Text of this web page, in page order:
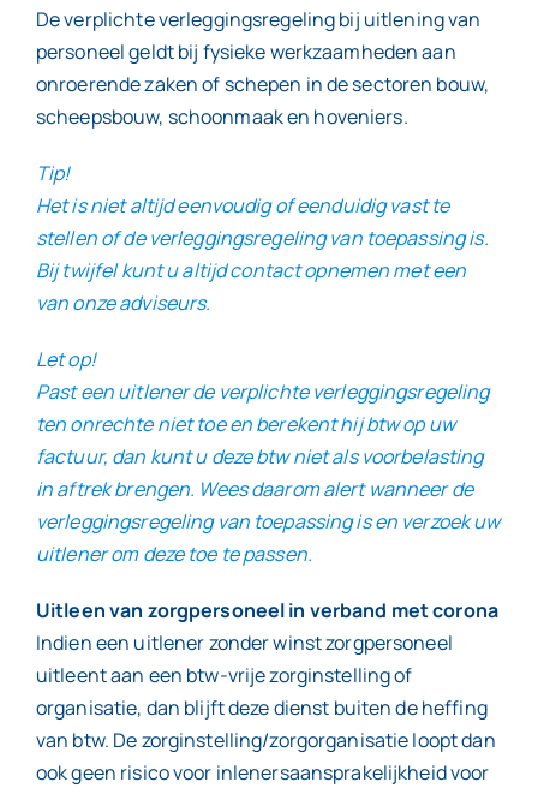
De verplichte verleggingsregeling bij uitlening van
personeel geldt bij fysieke werkzaamheden aan
onroerende zaken of schepen in de sectoren bouw,
scheepsbouw, schoonmaak en hoveniers.
Tip!
Het is niet altijd eenvoudig of eenduidig vast te
stellen of de verleggingsregeling van toepassing is.
Bij twijfel kunt u altijd contact opnemen met een
van onze adviseurs.
Let op!
Past een uitlener de verplichte verleggingsregeling
ten onrechte niet toe en berekent hij btw op uw
factuur, dan kunt u deze btw niet als voorbelasting
in aftrek brengen. Wees daarom alert wanneer de
verleggingsregeling van toepassing is en verzoek uw
uitlener om deze toe te passen.
Uitleen van zorgpersoneel in verband met corona
Indien een uitlener zonder winst zorgpersoneel
uitleent aan een btw-vrije zorginstelling of
organisatie, dan blijft deze dienst buiten de heffing
van btw. De zorginstelling/zorgorganisatie loopt dan
ook geen risico voor inlenersaansprakelijkheid voor